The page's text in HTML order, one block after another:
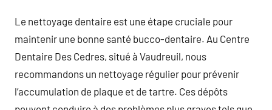
Le nettoyage dentaire est une étape cruciale pour
maintenir une bonne santé bucco-dentaire. Au Centre
Dentaire Des Cedres, situé à Vaudreuil, nous
recommandons un nettoyage régulier pour prévenir
l’accumulation de plaque et de tartre. Ces dépôts